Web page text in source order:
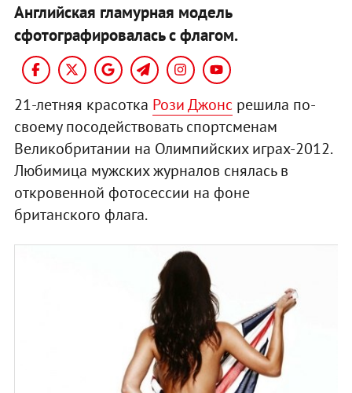
Английская гламурная модель
сфотографировалась с флагом.
21-летняя красотка Рози Джонсрешила по-
своему посодействовать спортсменам
Великобритании на Олимпийских играх-2012.
Любимица мужских журналов снялась в
откровенной фотосессии на фоне
британского флага.